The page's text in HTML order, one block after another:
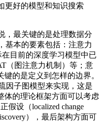
更好的模型和知识搜索
最关键的是处理数据分
基本的要素包括：注意力
目前的深度学习模型中已
（图注意力机制）等；意
的是定义到怎样的边界。
因子图模型来实现，这是
体的理论框架方面可以考虑
假设（localized change
），最后架构方面可